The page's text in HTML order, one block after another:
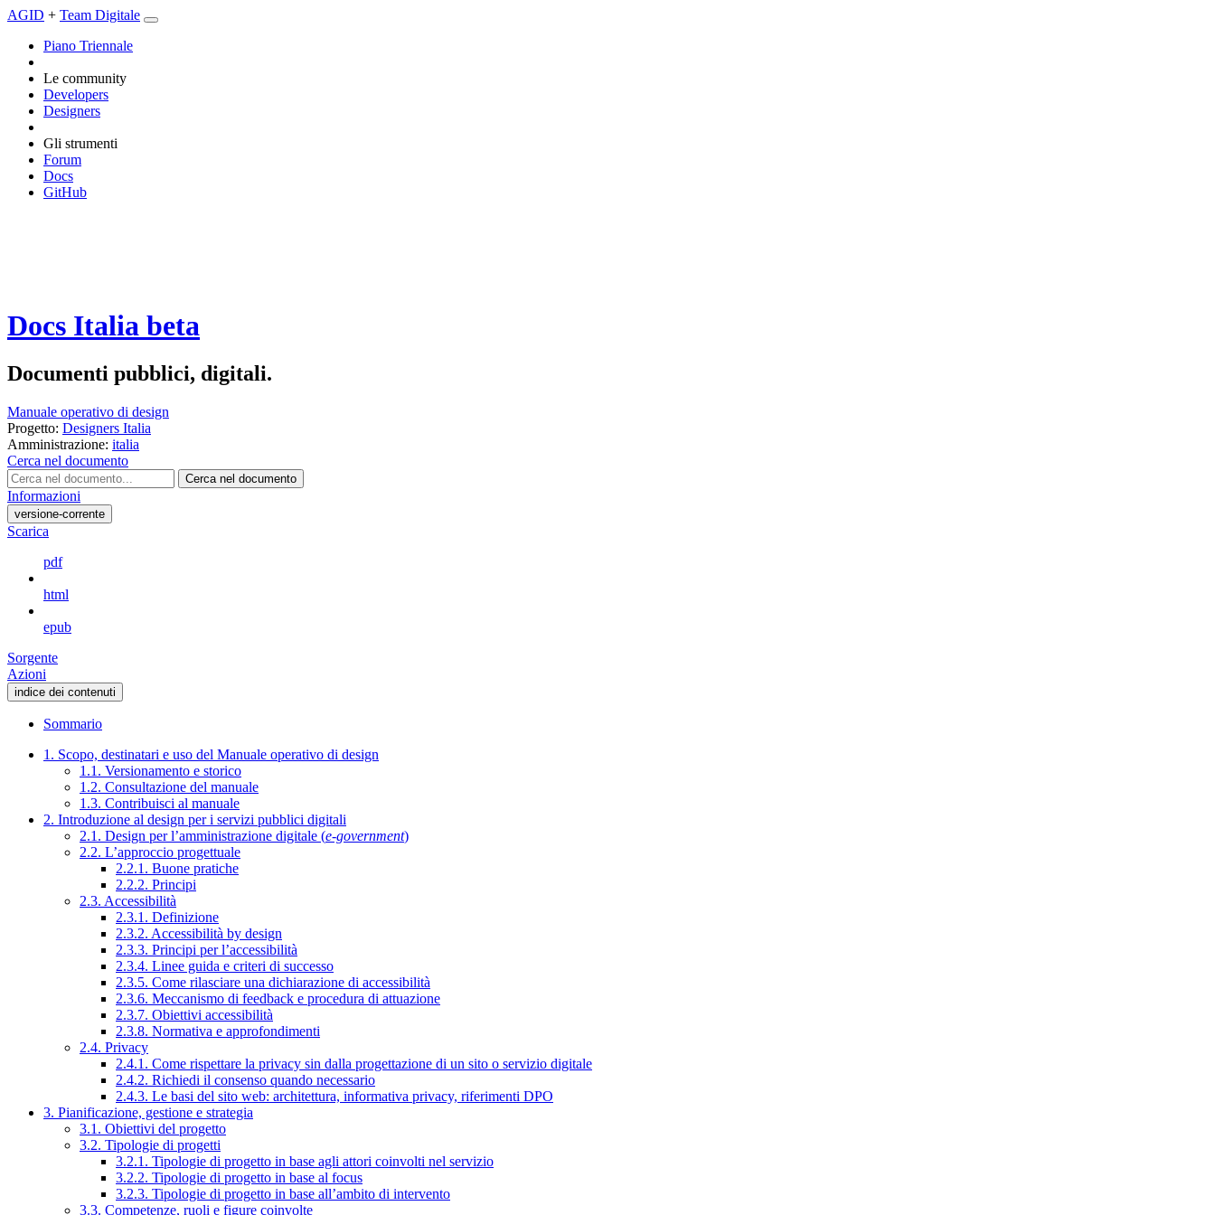
AGID + Team Digitale
Piano Triennale
Le community
Developers
Designers
Gli strumenti
Forum
Docs
GitHub
Docs Italia beta
Documenti pubblici, digitali.
Manuale operativo di design
Progetto: Designers Italia
Amministrazione: italia
Cerca nel documento
Cerca nel documento
Informazioni
versione-corrente
Scarica
pdf
html
epub
Sorgente
Azioni
indice dei contenuti
Sommario
1. Scopo, destinatari e uso del Manuale operativo di design
1.1. Versionamento e storico
1.2. Consultazione del manuale
1.3. Contribuisci al manuale
2. Introduzione al design per i servizi pubblici digitali
2.1. Design per l’amministrazione digitale (e-government)
2.2. L’approccio progettuale
2.2.1. Buone pratiche
2.2.2. Principi
2.3. Accessibilità
2.3.1. Definizione
2.3.2. Accessibilità by design
2.3.3. Principi per l’accessibilità
2.3.4. Linee guida e criteri di successo
2.3.5. Come rilasciare una dichiarazione di accessibilità
2.3.6. Meccanismo di feedback e procedura di attuazione
2.3.7. Obiettivi accessibilità
2.3.8. Normativa e approfondimenti
2.4. Privacy
2.4.1. Come rispettare la privacy sin dalla progettazione di un sito o servizio digitale
2.4.2. Richiedi il consenso quando necessario
2.4.3. Le basi del sito web: architettura, informativa privacy, riferimenti DPO
3. Pianificazione, gestione e strategia
3.1. Obiettivi del progetto
3.2. Tipologie di progetti
3.2.1. Tipologie di progetto in base agli attori coinvolti nel servizio
3.2.2. Tipologie di progetto in base al focus
3.2.3. Tipologie di progetto in base all’ambito di intervento
3.3. Competenze, ruoli e figure coinvolte